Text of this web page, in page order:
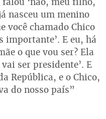
nasceu um menino
você chamado Chico
importante’. E eu, há
o que vou ser? Ela
ser presidente’. E
República, e o Chico,
do nosso país”